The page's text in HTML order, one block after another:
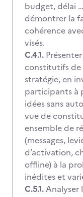
budget, délai
démontrer la
cohérence
visés.
C.4.1.
constitutifs de
stratégie, en
participants à
idées sans
vue de
ensemble de
(messages,
d’activation,
offline) à la
inédites et
C.5.1.Analyser